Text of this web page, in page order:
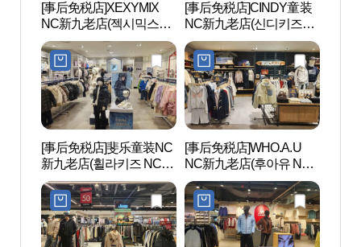
[事后免税店]XEXYMIX
NC新九老店(젝시믹스
NC 신구로점)
[事后免税店]CINDY童装
NC新九老店(신디키즈
NC 신구로점)
[事后免税店]斐乐童装NC
新九老店(휠라키즈 NC 신
구로점)
[事后免税店]WHO.A.U
NC新九老店(후아유 NC
신구로점)